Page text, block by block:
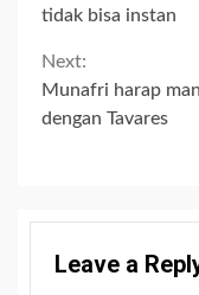
Reading
tidak bisa instan
Next:
Munafri harap
dengan Tavares
Leave a